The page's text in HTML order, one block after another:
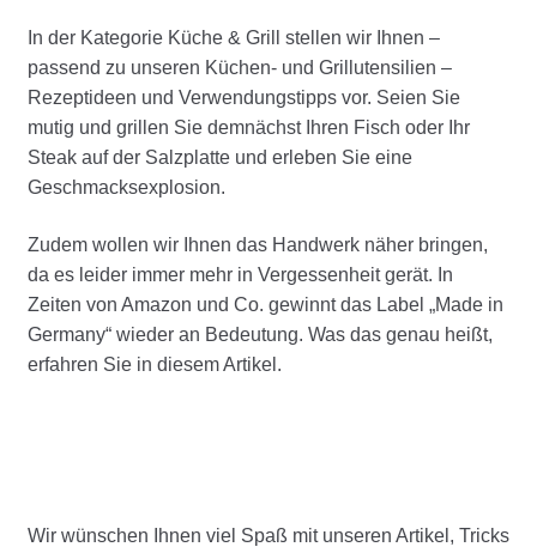
In der Kategorie Küche & Grill stellen wir Ihnen –
passend zu unseren Küchen- und Grillutensilien –
Rezeptideen und Verwendungstipps vor. Seien Sie
mutig und grillen Sie demnächst Ihren Fisch oder Ihr
Steak auf der Salzplatte und erleben Sie eine
Geschmacksexplosion.
Zudem wollen wir Ihnen das Handwerk näher bringen,
da es leider immer mehr in Vergessenheit gerät. In
Zeiten von Amazon und Co. gewinnt das Label „Made in
Germany“ wieder an Bedeutung. Was das genau heißt,
erfahren Sie in diesem Artikel.
Wir wünschen Ihnen viel Spaß mit unseren Artikel, Tricks